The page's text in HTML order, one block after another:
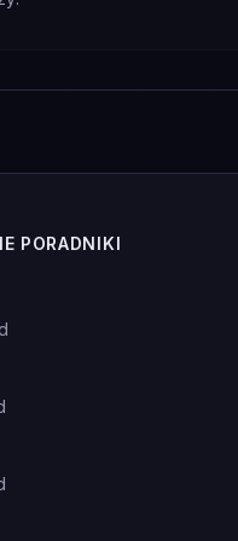
PORADNIKI